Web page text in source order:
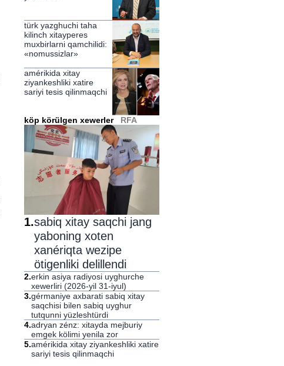
türk yazghuchi taha
kilinch xitayperes
muxbirlarni qamchilidi:
«nomussizlar»
amérikida xitay
ziyankeshliki xatire
sariyi tesis qilinmaqchi
köp körülgen xewerler RFA
1.sabiq xitay saqchi jang
yaboning xoten
xanériqta wezipe
ötigenliki delillendi
2.erkin asiya radiyosi uyghurche
xewerliri (2026-yil 31-iyul)
3.gérmaniye axbarati sabiq xitay
saqchisi bilen sabiq uyghur
tutqunni yüzleshtürdi
4.adryan zénz: xitayda mejburiy
emgek kölimi yenila zor
5.amérikida xitay ziyankeshliki xatire
sariyi tesis qilinmaqchi